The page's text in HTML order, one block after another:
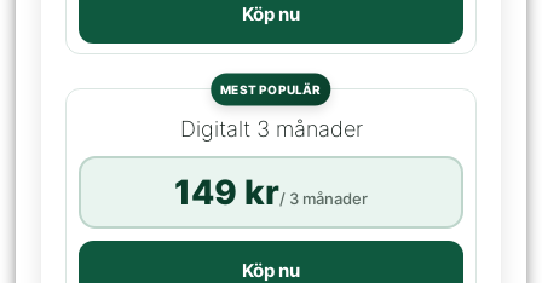
Köp nu
MEST POPULÄR
Digitalt 3 månader
149 kr/ 3 månader
Köp nu